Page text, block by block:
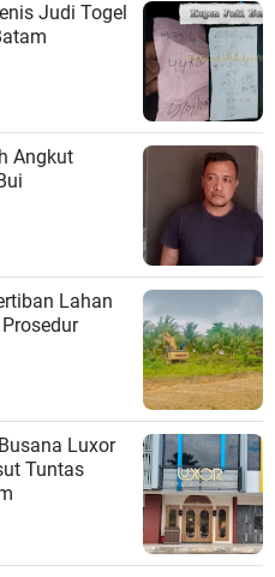
Judi Togel
Angkut
Lahan
Luxor
Tuntas